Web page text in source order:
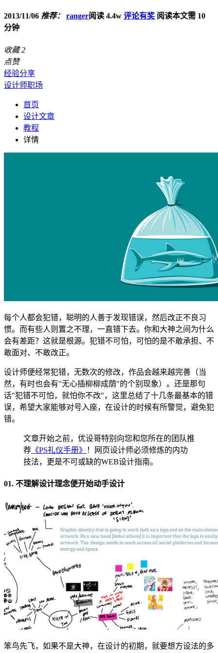
2013/11/06 推荐： ranger阅读 4.4w 评论有奖 阅读本文需 10
分钟
收藏 2
点赞
经验分享
设计师职场
首页
设计文章
教程
详情
每个人都会犯错，聪明的人善于发现错误，然后改正不良习
惯。而有些人则置之不理，一直错下去。你和大神之间为什么
会有差距？这就是根源。犯错不可怕，可怕的是不敢承担、不
敢面对、不敢改正。
设计师便经常犯错，无数次的修改，作品会越来越完善（当
然，有时也会有"无心插柳柳成荫"的个别现象）。还是那句
话"犯错不可怕，就怕你不改"，这里总结了十几条最基本的错
误，希望大家能够对号入座，在设计的时候有所警觉，避免犯
错。
文章开始之前，优设哥特别向您和您所在的团队推
荐 《PS礼仪手册》
！网页设计师必须修炼的内功
技法，更是不可或缺的WEB设计指南。
01. 不理解设计理念便开始动手设计
笨鸟先飞，如果不是大神，在设计的初期，就要想方设法的多